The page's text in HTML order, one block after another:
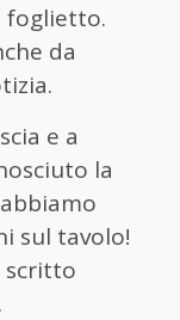
foglietto.
da
e a
la
sul tavolo!
scritto